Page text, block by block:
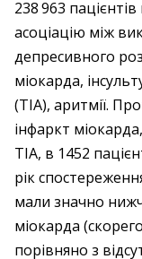
238 963
асоціацію між
депресивного
міокарда,
(ТІА), аритмії.
інфаркт
ТІА, в 1452
рік
мали значно
міокарда
порівняно з